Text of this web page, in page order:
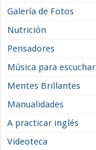
Galería de Fotos
Nutrición
Pensadores
Música para escuchar
Mentes Brillantes
Manualidades
A practicar inglés
Videoteca